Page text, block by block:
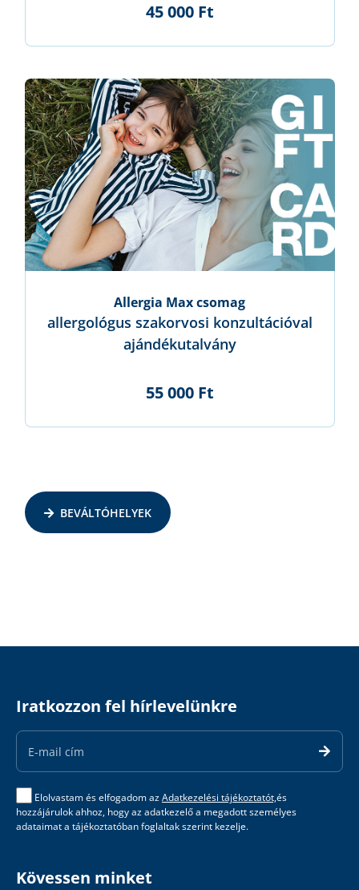
45 000 Ft
Allergia Max csomag
allergológus szakorvosi konzultációval
ajándékutalvány
55 000 Ft
BEVÁLTÓHELYEK
Iratkozzon fel hírlevelünkre
Email
Address
Elolvastam és elfogadom azAdatkezelési tájékoztatót,és
hozzájárulok ahhoz, hogy az adatkezelő a megadott személyes
adataimat a tájékoztatóban foglaltak szerint kezelje.
Kövessen minket